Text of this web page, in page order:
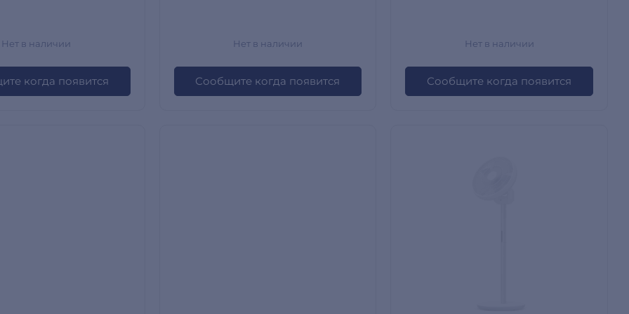
Нет в наличии
когда появится
Нет в наличии
Сообщите когда появится
Нет в наличии
Сообщите когда появится